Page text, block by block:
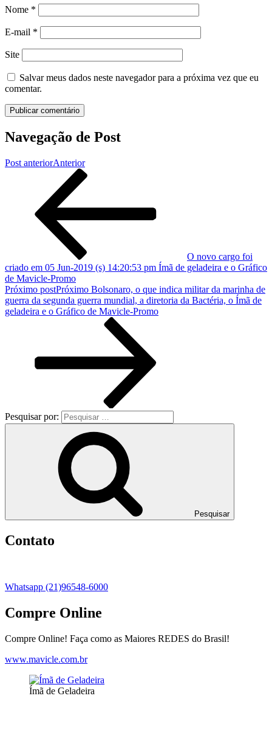
Nome *
E-mail *
Site
Salvar meus dados neste navegador para a próxima vez que eu
comentar.
Navegação de Post
Post anteriorAnterior
O novo cargo foi
criado em 05 Jun-2019 (s) 14:20:53 pm Ímã de geladeira e o Gráfico
de Mavicle-Promo
Próximo postPróximo Bolsonaro, o que indica militar da marinha de
guerra da segunda guerra mundial, a diretoria da Bactéria, o Ímã de
geladeira e o Gráfico de Mavicle-Promo
Pesquisar por:
Pesquisar
Contato
Whatsapp (21)96548-6000
Compre Online
Compre Online! Faça como as Maiores REDES do Brasil!
www.mavicle.com.br
Ímã de Geladeira